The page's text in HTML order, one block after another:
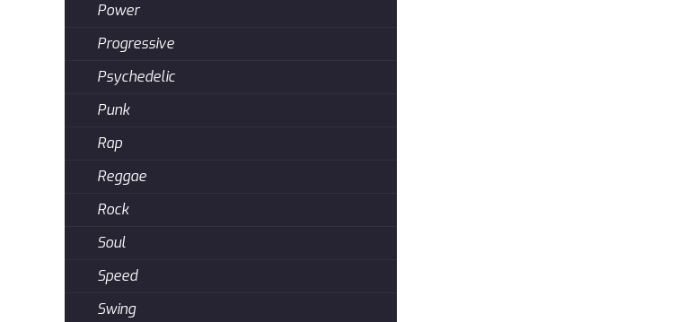
Power
Progressive
Psychedelic
Punk
Rap
Reggae
Rock
Soul
Speed
Swing